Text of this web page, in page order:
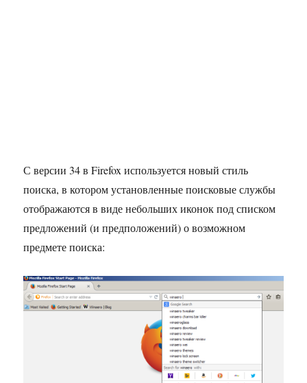
С версии 34 в Firefox используется новый стиль
поиска, в котором установленные поисковые службы
отображаются в виде небольших иконок под списком
предложений (и предположений) о возможном
предмете поиска: